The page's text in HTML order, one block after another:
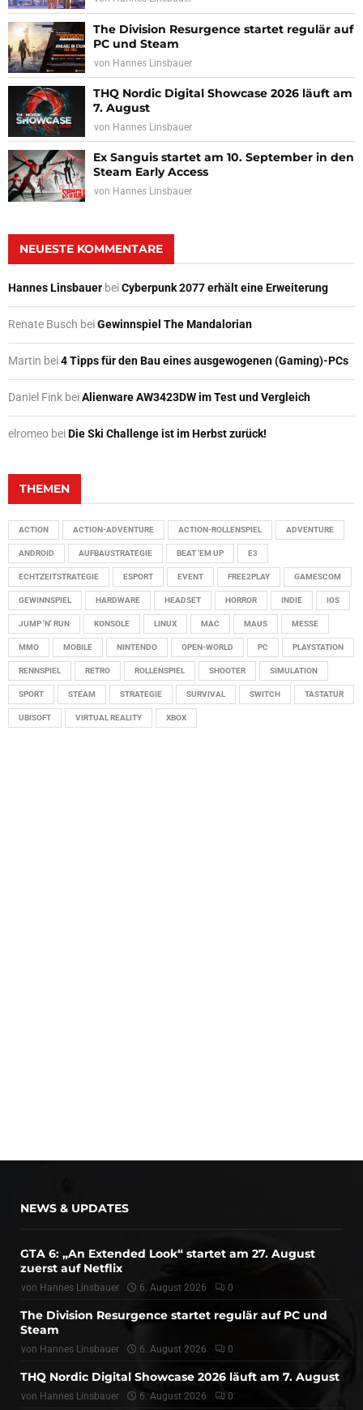
The Division Resurgence startet regulär auf
PC und Steam
von Hannes Linsbauer
THQ Nordic Digital Showcase 2026 läuft am
7. August
von Hannes Linsbauer
Ex Sanguis startet am 10. September in den
Steam Early Access
von Hannes Linsbauer
NEUESTE KOMMENTARE
Hannes Linsbauer beiCyberpunk 2077 erhält eine Erweiterung
Renate Busch beiGewinnspiel The Mandalorian
Martin bei4 Tipps für den Bau eines ausgewogenen (Gaming)-PCs
Daniel Fink beiAlienware AW3423DW im Test und Vergleich
elromeo beiDie Ski Challenge ist im Herbst zurück!
THEMEN
ACTION ACTION-ADVENTURE ACTION-ROLLENSPIEL ADVENTURE
ANDROID AUFBAUSTRATEGIE BEAT 'EM UP E3
ECHTZEITSTRATEGIE ESPORT EVENT FREE2PLAY GAMESCOM
GEWINNSPIEL HARDWARE HEADSET HORROR INDIE IOS
JUMP 'N' RUN KONSOLE LINUX MAC MAUS MESSE
MMO MOBILE NINTENDO OPEN-WORLD PC PLAYSTATION
RENNSPIEL RETRO ROLLENSPIEL SHOOTER SIMULATION
SPORT STEAM STRATEGIE SURVIVAL SWITCH TASTATUR
UBISOFT VIRTUAL REALITY XBOX
NEWS & UPDATES
GTA 6: „An Extended Look“ startet am 27. August
zuerst auf Netflix
von Hannes Linsbauer 6. August 2026 0
The Division Resurgence startet regulär auf PC und
Steam
von Hannes Linsbauer 6. August 2026 0
THQ Nordic Digital Showcase 2026 läuft am 7. August
von Hannes Linsbauer 6. August 2026 0